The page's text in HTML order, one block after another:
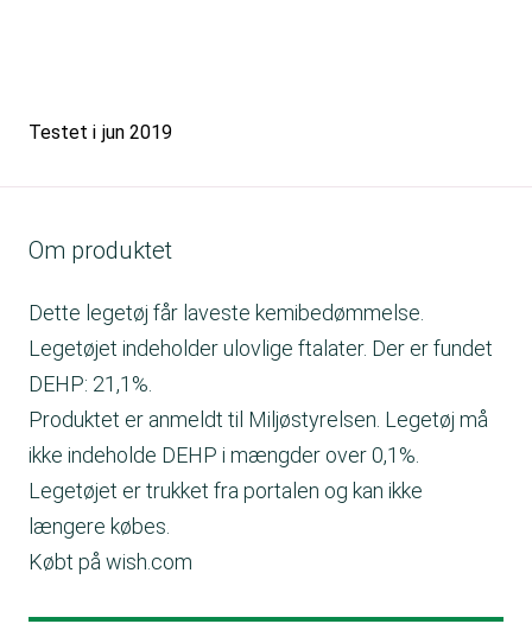
Testet i jun 2019
Om produktet
Dette legetøj får laveste kemibedømmelse.
Legetøjet indeholder ulovlige ftalater. Der er fundet
DEHP: 21,1%.
Produktet er anmeldt til Miljøstyrelsen. Legetøj må
ikke indeholde DEHP i mængder over 0,1%.
Legetøjet er trukket fra portalen og kan ikke
længere købes.
Købt på wish.com